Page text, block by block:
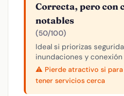
Correcta, pero con
notables
(50/100)
Ideal si priorizas
inundaciones y
⚠️ Pierde atractivo si
tener servicios cerca